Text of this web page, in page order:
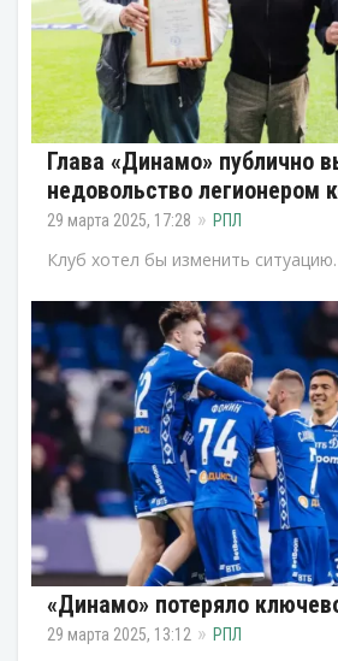
Глава «Динамо» публично
недовольство легионером
29 марта 2025, 17:28 РПЛ
Клуб хотел бы изменить ситуацию.
«Динамо» потеряло
29 марта 2025, 13:12 РПЛ